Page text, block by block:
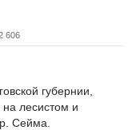
606
губернии,
на лесистом и
Сейма.